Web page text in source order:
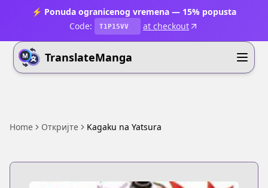
⚡ Ponuda ogranicenog vremena — 15% popusta
Code:
T1P15VV at checkout
TranslateManga
Home Откријте Kagaku na Yatsura